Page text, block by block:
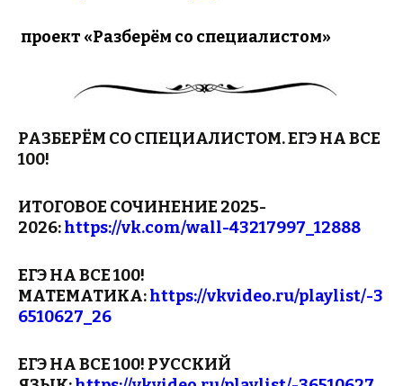
проект «Разберём со специалистом»
РАЗБЕРЁМ СО СПЕЦИАЛИСТОМ. ЕГЭ НА ВСЕ
100!
ИТОГОВОЕ СОЧИНЕНИЕ 2025-
2026:https://vk.com/wall-43217997_12888
ЕГЭ НА ВСЕ 100!
МАТЕМАТИКА:https://vkvideo.ru/playlist/-3
6510627_26
ЕГЭ НА ВСЕ 100! РУССКИЙ